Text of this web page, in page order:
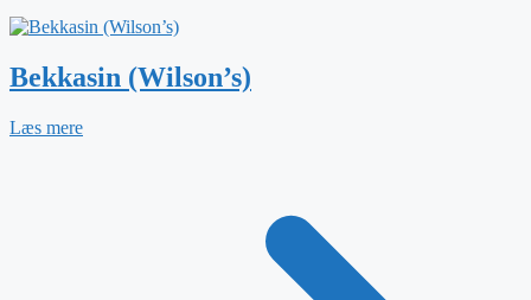
Bekkasin (Wilson’s)
Læs mere